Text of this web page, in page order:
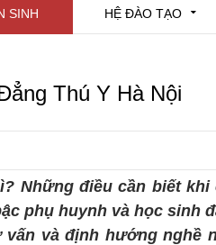
SINH HỆ ĐÀO TẠO
Thú Y Hà Nội
Những điều cần biết khi
phụ huynh và học sinh
và định hướng nghề